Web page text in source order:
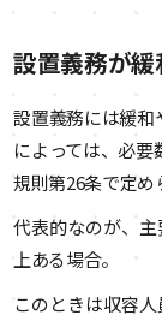
設置義務が
設置義務には緩和
によっては、必
規則第26条で定め
代表的なのが、
上ある場合。
このときは収容